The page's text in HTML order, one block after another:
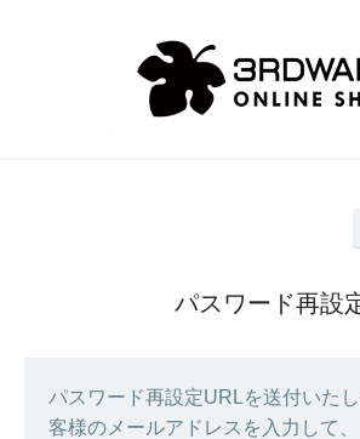
パスワード再設
パスワード再設定URLを送付いた
客様のメールアドレスを入力して、